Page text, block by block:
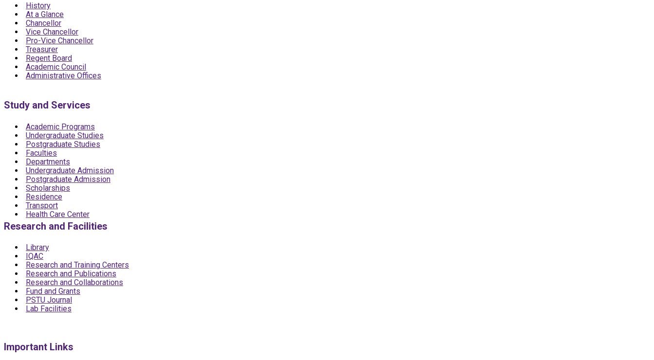
History
At a Glance
Chancellor
Vice Chancellor
Pro-Vice Chancellor
Treasurer
Regent Board
Academic Council
Administrative Offices
Study and Services
Academic Programs
Undergraduate Studies
Postgraduate Studies
Faculties
Departments
Undergraduate Admission
Postgraduate Admission
Scholarships
Residence
Transport
Health Care Center
Research and Facilities
Library
IQAC
Research and Training Centers
Research and Publications
Research and Collaborations
Fund and Grants
PSTU Journal
Lab Facilities
Important Links